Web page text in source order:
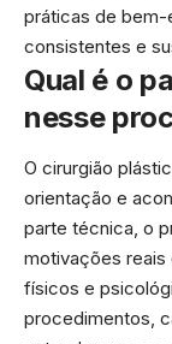
práticas de bem-
consistentes e
Qual é o
nesse
O cirurgião
orientação e
parte técnica, o
motivações reais
físicos e
procedimentos,